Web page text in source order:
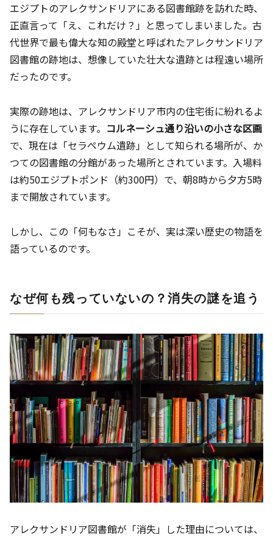
エジプトのアレクサンドリアにある図書館跡を訪れた時、
正直言って「え、これだけ？」と思ってしまいました。古
代世界で最も偉大な知の殿堂と呼ばれたアレクサンドリア
図書館の跡地は、想像していた壮大な遺跡とは程遠い場所
だったのです。
実際の跡地は、アレクサンドリア市内の住宅街に紛れるよ
うに存在しています。 コルネーシュ通り沿いの小さな区画
で、現在は「セラペウム遺跡」として知られる場所が、か
つての図書館の分館があった場所とされています。入場料
は約50エジプトポンド（約300円）で、朝8時から夕方5時
まで開放されています。
しかし、この「何もなさ」こそが、実は深い歴史の物語を
語っているのです。
なぜ何も残っていないの？消失の謎を追う
アレクサンドリア図書館が「消失」した理由については、